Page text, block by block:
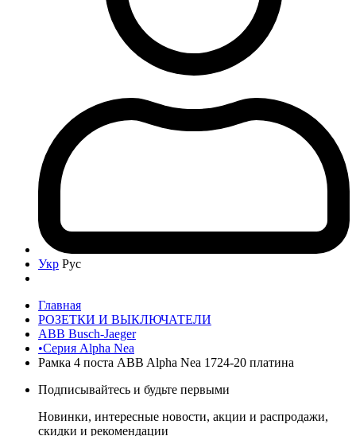
Укр Рус
Главная
РОЗЕТКИ И ВЫКЛЮЧАТЕЛИ
ABB Busch-Jaeger
•Серия Alpha Nea
Рамка 4 поста ABB Alpha Nea 1724-20 платина
Подписывайтесь и будьте первыми
Новинки, интересные новости, акции и распродажи,
скидки и рекомендации